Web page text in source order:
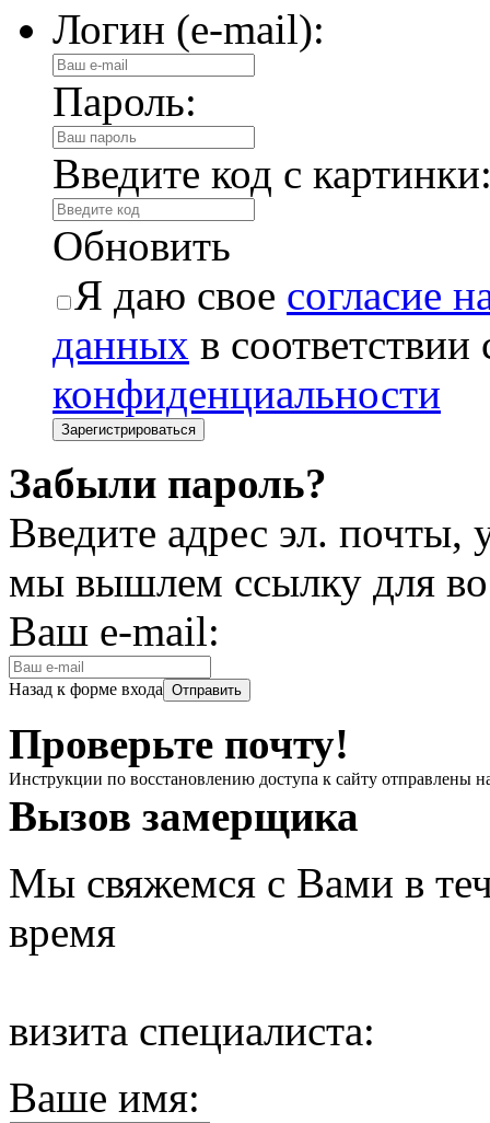
Логин (e-mail):
Пароль:
Введите код с
Обновить
Я даю свое согласие
данных в соответствии
конфиденциальности
Забыли пароль?
Введите адрес эл. почты,
мы вышлем ссылку для
Ваш e-mail:
Назад к форме входа
Проверьте почту!
Инструкции по восстановлению доступа к сайту отправлены
Вызов замерщика
Мы свяжемся с Вами в
время
визита специалиста:
Ваше имя: